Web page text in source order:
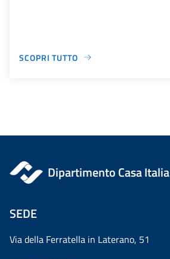
SCOPRI TUTTO
Dipartimento Casa Italia
SEDE
Via della Ferratella in Laterano, 51